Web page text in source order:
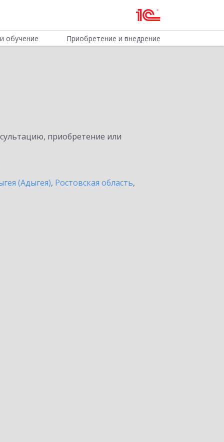
обучение Приобретение и внедрение
приобретение или
(Адыгея), Ростовская область,